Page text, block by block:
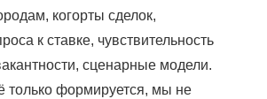
когорты сделок,
к ставке, чувствительность
сценарные модели.
только формируется, мы не